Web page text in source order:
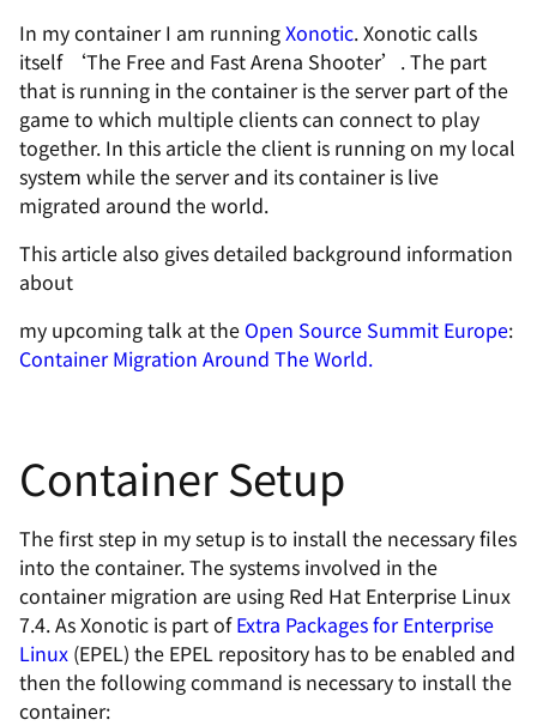
In my container I am runningXonotic. Xonotic calls
itself ‘The Free and Fast Arena Shooter’. The part
that is running in the container is the server part of the
game to which multiple clients can connect to play
together. In this article the client is running on my local
system while the server and its container is live
migrated around the world.
This article also gives detailed background information
about
my upcoming talk at the Open Source Summit Europe:
Container Migration Around The World.
Container Setup
The first step in my setup is to install the necessary files
into the container. The systems involved in the
container migration are using Red Hat Enterprise Linux
7.4. As Xonotic is part ofExtra Packages for Enterprise
Linux (EPEL) the EPEL repository has to be enabled and
then the following command is necessary to install the
container: